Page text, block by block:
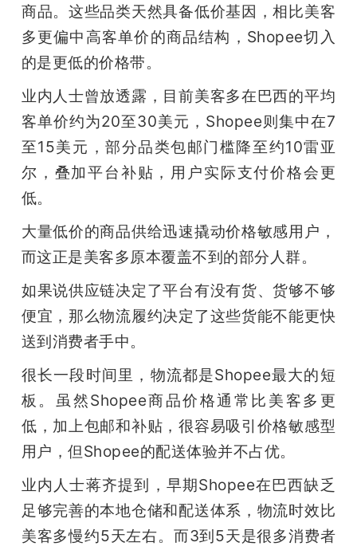
商品。这些品类天然具备低价基因，相比美客
多更偏中高客单价的商品结构，Shopee切入
的是更低的价格带。
业内人士曾放透露，目前美客多在巴西的平均
客单价约为20至30美元，Shopee则集中在7
至15美元，部分品类包邮门槛降至约10雷亚
尔，叠加平台补贴，用户实际支付价格会更
低。
大量低价的商品供给迅速撬动价格敏感用户，
而这正是美客多原本覆盖不到的部分人群。
如果说供应链决定了平台有没有货、货够不够
便宜，那么物流履约决定了这些货能不能更快
送到消费者手中。
很长一段时间里，物流都是Shopee最大的短
板。虽然Shopee商品价格通常比美客多更
低，加上包邮和补贴，很容易吸引价格敏感型
用户，但Shopee的配送体验并不占优。
业内人士蒋齐提到，早期Shopee在巴西缺乏
足够完善的本地仓储和配送体系，物流时效比
美客多慢约5天左右。而3到5天是很多消费者